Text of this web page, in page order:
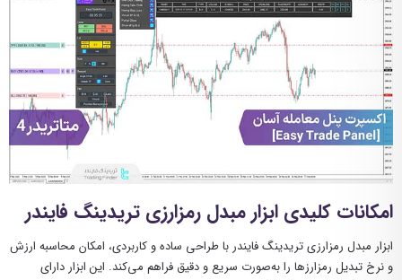
امکانات کلیدی ابزار مبدل رمزارزی تریدینگ فایندر
ابزار مبدل رمزارزی تریدینگ فایندر با طراحی ساده و کاربردی، امکان محاسبه ارزش
و نرخ تبدیل رمزارزها را به‌صورت سریع و دقیق فراهم می‌کند. این ابزار دارای